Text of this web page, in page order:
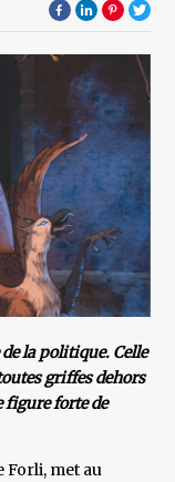
la politique. Celle
griffes dehors
figure forte de
Forli, met au